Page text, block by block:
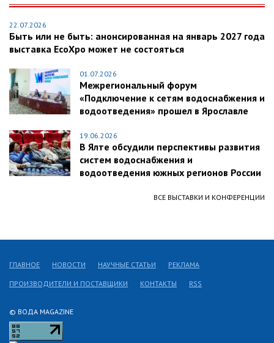
22.07.2026
Быть или не быть: анонсированная на январь 2027 года
выставка EcoXpo может не состояться
01.07.2026
Межрегиональный форум
«Подключение к сетям водоснабжения и
водоотведения» прошел в Ярославле
19.06.2026
В Ялте обсудили перспективы развития
систем водоснабжения и
водоотведения южных регионов России
ВСЕ ВЫСТАВКИ И КОНФЕРЕНЦИИ
© ВОДА MAGAZINE
ГЛАВНОЕ НОВОСТИ НАУЧНЫЕ СТАТЬИ РЕКЛАМА
ПРОИЗВОДИТЕЛИ И ПОСТАВЩИКИ КОНТАКТЫ RSS